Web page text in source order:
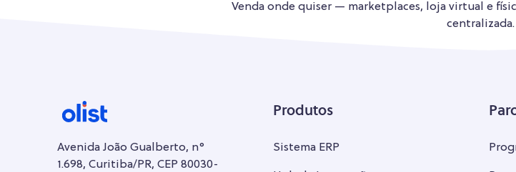
Venda onde quiser — marketplaces, loja virtual e
centralizada.
Avenida João Gualberto, n°
1.698, Curitiba/PR, CEP 80030-
Produtos
Sistema ERP